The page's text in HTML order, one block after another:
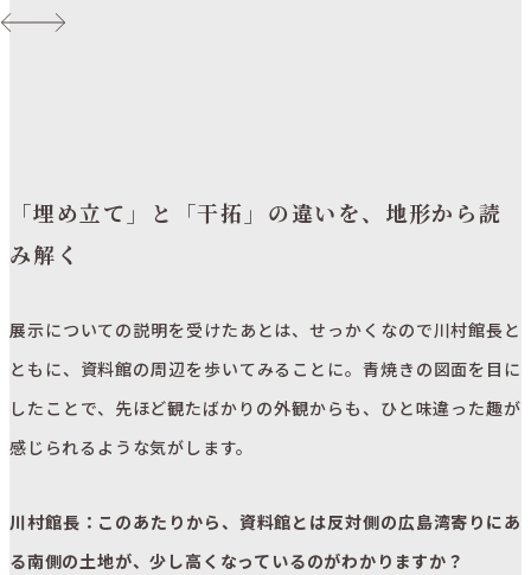
「埋め立て」と「干拓」の違いを、地形から読
み解く
展示についての説明を受けたあとは、せっかくなので川村館長と
ともに、資料館の周辺を歩いてみることに。青焼きの図面を目に
したことで、先ほど観たばかりの外観からも、ひと味違った趣が
感じられるような気がします。
川村館長：このあたりから、資料館とは反対側の広島湾寄りにあ
る南側の土地が、少し高くなっているのがわかりますか？